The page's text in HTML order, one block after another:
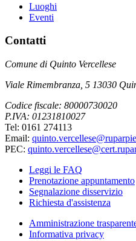
Luoghi
Eventi
Contatti
Comune di Quinto Vercellese
Viale Rimembranza, 5 13030
Codice fiscale: 80000730020
P.IVA: 01231810027
Tel: 0161 274113
Email:
PEC:
Leggi le FAQ
Prenotazione appuntamento
Segnalazione disservizio
Richiesta d'assistenza
Amministrazione
Informativa privacy